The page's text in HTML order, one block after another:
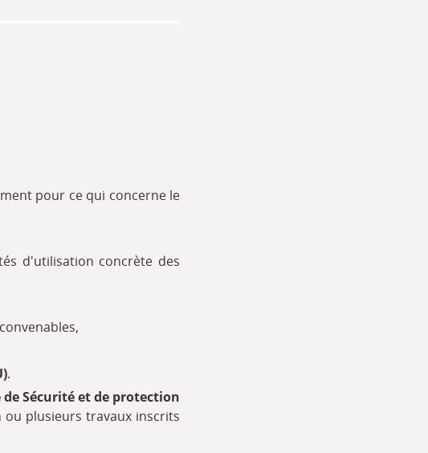
pour ce qui concerne le
d'utilisation concrète des
.
Sécurité et de protection
ou plusieurs travaux inscrits